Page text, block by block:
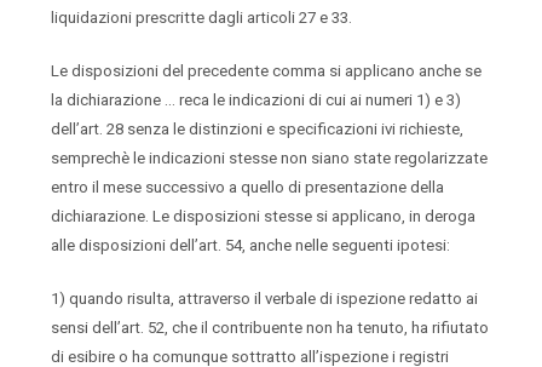
liquidazioni prescritte dagli articoli 27 e 33.
Le disposizioni del precedente comma si applicano anche se
la dichiarazione … reca le indicazioni di cui ai numeri 1) e 3)
dell’art. 28 senza le distinzioni e specificazioni ivi richieste,
semprechè le indicazioni stesse non siano state regolarizzate
entro il mese successivo a quello di presentazione della
dichiarazione. Le disposizioni stesse si applicano, in deroga
alle disposizioni dell’art. 54, anche nelle seguenti ipotesi:
1) quando risulta, attraverso il verbale di ispezione redatto ai
sensi dell’art. 52, che il contribuente non ha tenuto, ha rifiutato
di esibire o ha comunque sottratto all’ispezione i registri